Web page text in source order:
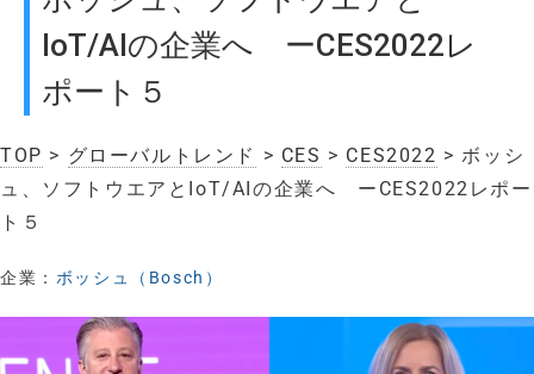
IoT/AIの企業へ ーCES2022レ
ポート５
TOP > グローバルトレンド > CES > CES2022 > ボッシ
ュ、ソフトウエアとIoT/AIの企業へ ーCES2022レポー
ト５
企業： ボッシュ（Bosch）